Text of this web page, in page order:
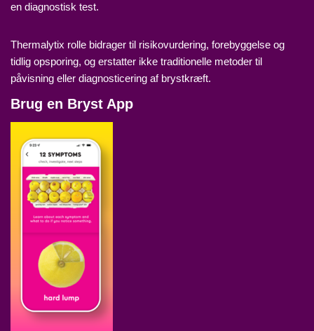
en diagnostisk test.
Thermalytix rolle bidrager til risikovurdering, forebyggelse og
tidlig opsporing, og erstatter ikke traditionelle metoder til
påvisning eller diagnosticering af brystkræft.
Brug en Bryst App